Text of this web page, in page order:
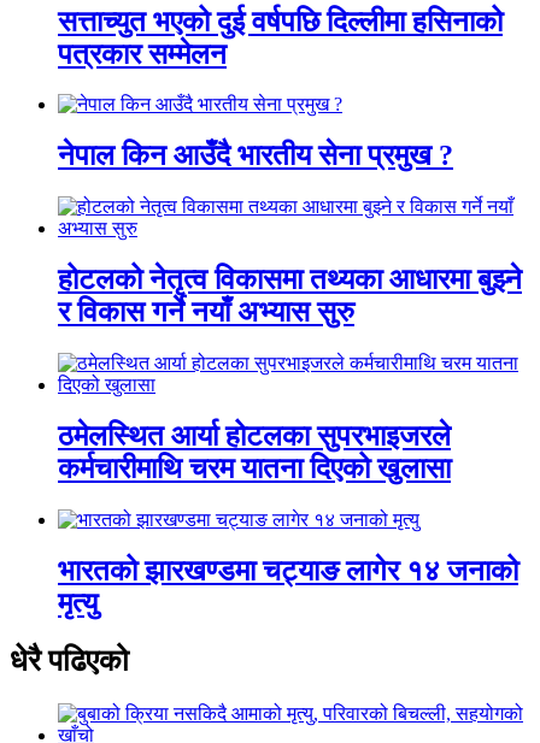
सत्ताच्युत भएको दुई वर्षपछि दिल्लीमा हसिनाको
पत्रकार सम्मेलन
नेपाल किन आउँदै भारतीय सेना प्रमुख ?
होटलको नेतृत्व विकासमा तथ्यका आधारमा बुझ्ने
र विकास गर्ने नयाँ अभ्यास सुरु
ठमेलस्थित आर्या होटलका सुपरभाइजरले
कर्मचारीमाथि चरम यातना दिएको खुलासा
भारतको झारखण्डमा चट्याङ लागेर १४ जनाको
मृत्यु
धेरै पढिएको